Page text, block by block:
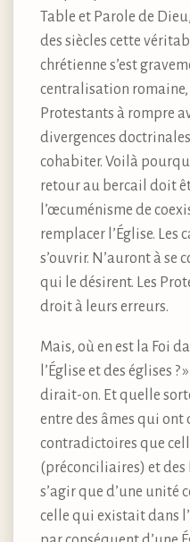
Table et Parole de
des siècles cette
chrétienne s’est
centralisation
Protestants à rompre
divergences
cohabiter. Voilà
retour au bercail doit
l’œcuménisme de
remplacer l’Église.
s’ouvrir. N’auront à
qui le désirent. Les
droit à leurs erreurs.
Mais, où en est la Foi
l’Église et des églises
dirait-on. Et quelle
entre des âmes qui ont
contradictoires que
(préconciliaires) et des
s’agir que d’une unité
celle qui existait dans